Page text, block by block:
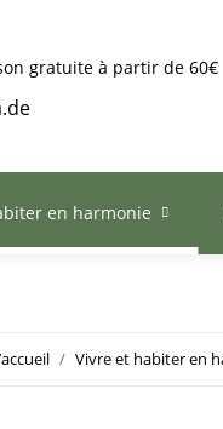
gratuite à partir de 60€
en harmonie
Vivre et habiter en